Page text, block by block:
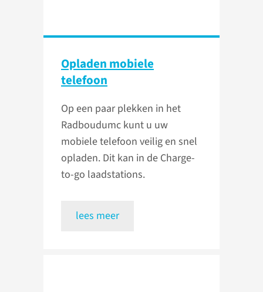
Opladen mobiele
telefoon
Op een paar plekken in het
Radboudumc kunt u uw
mobiele telefoon veilig en snel
opladen. Dit kan in de Charge-
to-go laadstations.
lees meer